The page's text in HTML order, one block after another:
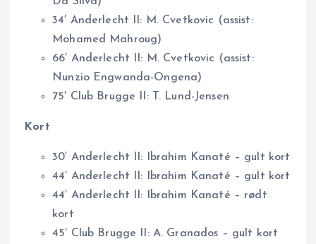
34′ Anderlecht II: M. Cvetkovic (assist:
Mohamed Mahroug)
66′ Anderlecht II: M. Cvetkovic (assist:
Nunzio Engwanda-Ongena)
75′ Club Brugge II: T. Lund-Jensen
Kort
30′ Anderlecht II: Ibrahim Kanaté – gult kort
44′ Anderlecht II: Ibrahim Kanaté – gult kort
44′ Anderlecht II: Ibrahim Kanaté – rødt
kort
45′ Club Brugge II: A. Granados – gult kort